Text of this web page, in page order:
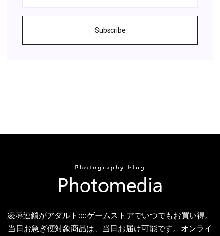
Subscribe
凌辱連鎖がアダルトpcゲームストアでいつでもお買い得。
当日お急ぎ便対象商品は、当日お届け可能です。オンライ